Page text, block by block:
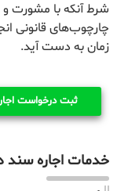
شرط آنکه با مشورت
چارچوب‌های قانونی
زمان به دست آید.
ثبت درخواست
خدمات اجاره سند